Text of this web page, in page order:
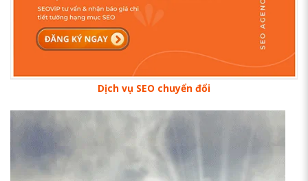
Dịch vụ SEO chuyển đổi